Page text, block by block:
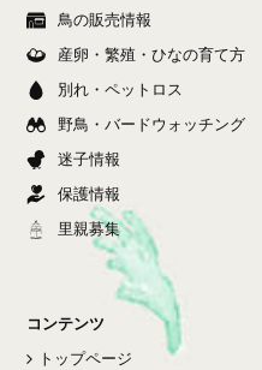
鳥の販売情報
産卵・繁殖・ひなの育て方
別れ・ペットロス
野鳥・バードウォッチング
迷子情報
保護情報
里親募集
コンテンツ
トップページ